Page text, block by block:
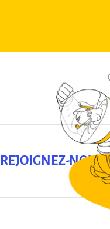
REJOIGNEZ-NOUS !